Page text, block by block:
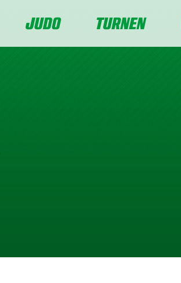
JUDO TURNEN